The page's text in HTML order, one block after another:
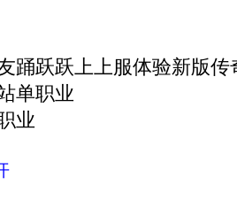
踊跃跃上上服体验新版传
单职业
业